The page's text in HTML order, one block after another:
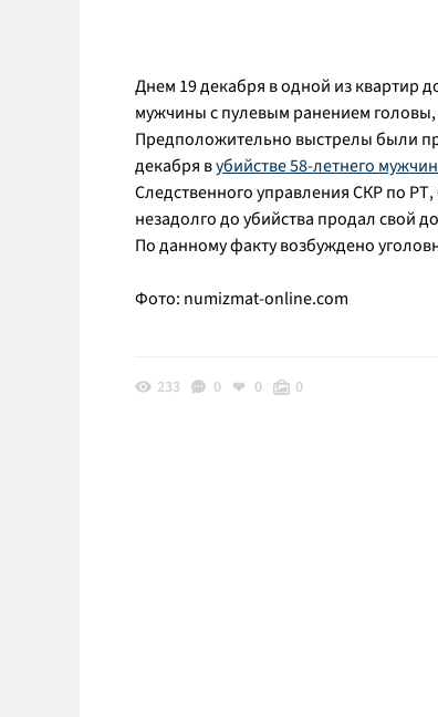
Днем 19 декабря в одной из квартир
мужчины с пулевым ранением
Предположительно выстрелы были
декабря вубийстве 58-летнего
Следственного управления СКР по
незадолго до убийства продал свой
По данному факту возбуждено
Фото: numizmat-online.com
233 0 0 0